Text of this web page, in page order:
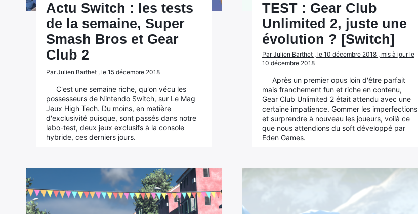
Actu Switch : les tests
de la semaine, Super
Smash Bros et Gear
Club 2
Par Julien Barthet , le 15 décembre 2018
C'est une semaine riche, qu'on vécu les
possesseurs de Nintendo Switch, sur Le Mag
Jeux High Tech. Du moins, en matière
d'exclusivité puisque, sont passés dans notre
labo-test, deux jeux exclusifs à la console
hybride, ces derniers jours.
TEST : Gear Club
Unlimited 2, juste une
évolution ? [Switch]
Par Julien Barthet , le 10 décembre 2018 , mis à jour le
10 décembre 2018
Après un premier opus loin d'être parfait
mais franchement fun et riche en contenu,
Gear Club Unlimited 2 était attendu avec une
certaine impatience. Gommer les imperfections
et surprendre à nouveau les joueurs, voilà ce
que nous attendions du soft développé par
Eden Games.